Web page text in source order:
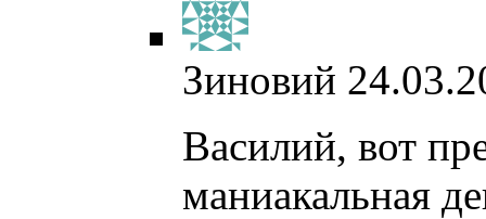
Зиновий
Василий, вот
маниакальная